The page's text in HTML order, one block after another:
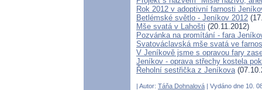
Rok 2012 v adoptivní farnosti
Betlémské světlo - Jeníkov 2012
Mše svatá v Lahošti (20.11.2012)
Pozvánka na promítání - fara
Svatováclavská mše svatá ve
V Jeníkově jsme s opravou fary
Jeníkov - oprava střechy kostela
Řeholní sestřička z Jeníkova
| Autor: Táňa Dohnalová | Vydáno dne 10.